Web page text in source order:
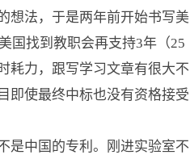
想法，于是两年前开始书写美
国找到教职会再支持3年（25
耗力，跟写学习文章有很大不
即使最终中标也没有资格接受
中国的专利。刚进实验室不